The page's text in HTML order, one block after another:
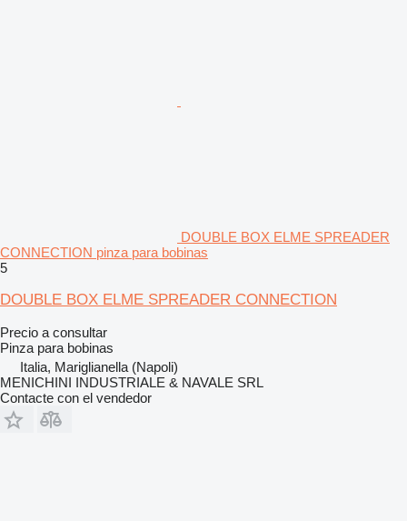
DOUBLE BOX ELME SPREADER
CONNECTION pinza para bobinas
5
DOUBLE BOX ELME SPREADER CONNECTION
Precio a consultar
Pinza para bobinas
Italia, Mariglianella (Napoli)
MENICHINI INDUSTRIALE & NAVALE SRL
Contacte con el vendedor